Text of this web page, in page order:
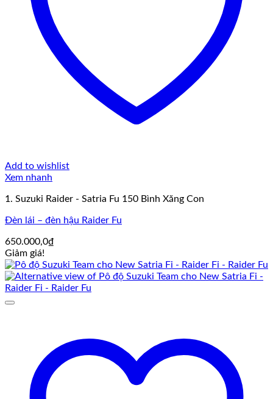
Add to wishlist
Xem nhanh
1. Suzuki Raider - Satria Fu 150 Bình Xăng Con
Đèn lái – đèn hậu Raider Fu
650.000,0₫
Giảm giá!